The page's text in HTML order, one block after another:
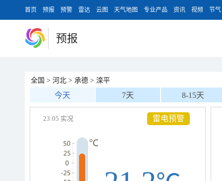
首页 预报 预警 雷达 云图 天气地图 专业产品 资讯 视频 节气
预报
全国 > 河北 > 承德 > 滦平
今天 7天 8-15天
雷电预警
23:05 实况